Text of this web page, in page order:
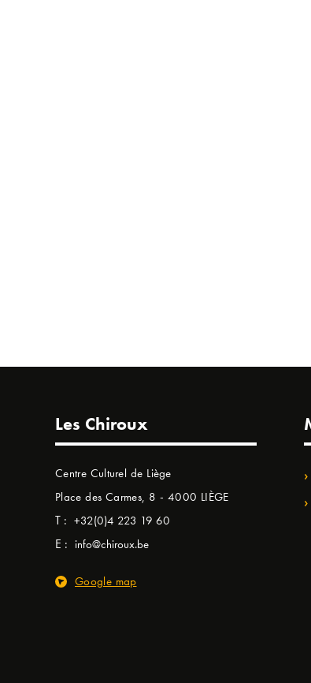
Les Chiroux
Centre Culturel de Liège
Place des Carmes, 8 - 4000 LIÈGE
T : +32(0)4 223 19 60
E : info@chiroux.be
Google map